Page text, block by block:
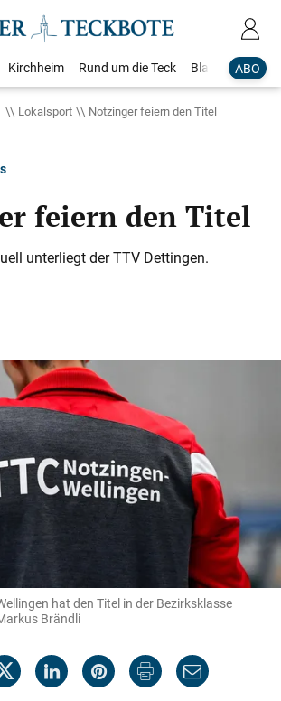
ABO
Kirchheim Rund um die Teck Blaulicht
Lokalsport Notzinger feiern den Titel
feiern den Titel
unterliegt der TTV Dettingen.
hat den Titel in der Bezirksklasse
Brändli